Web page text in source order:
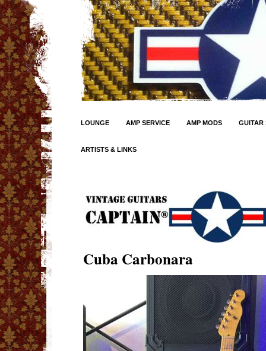
LOUNGE AMP SERVICE AMP MODS GUITAR
ARTISTS & LINKS
Cuba Carbonara